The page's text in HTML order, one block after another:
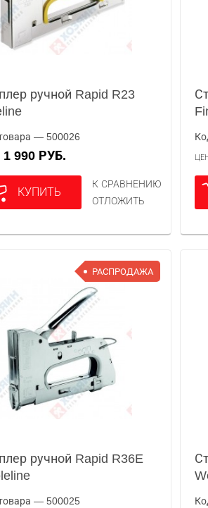
ручной Rapid R23
— 500026
1 990 РУБ.
КУПИТЬ
К СРАВНЕНИЮ
ОТЛОЖИТЬ
РАСПРОДАЖА
ручной Rapid R36E
— 500025